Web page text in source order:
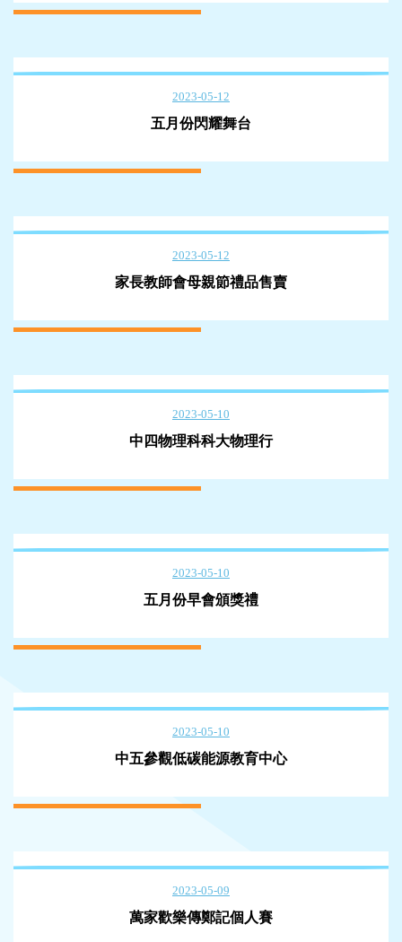
2023-05-12
五月份閃耀舞台
2023-05-12
家長教師會母親節禮品售賣
2023-05-10
中四物理科科大物理行
2023-05-10
五月份早會頒獎禮
2023-05-10
中五參觀低碳能源教育中心
2023-05-09
萬家歡樂傳鄭記個人賽